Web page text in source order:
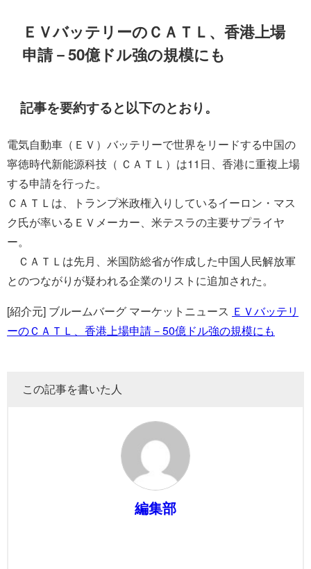
ＥＶバッテリーのＣＡＴＬ、香港上場
申請－50億ドル強の規模にも
記事を要約すると以下のとおり。
電気自動車（ＥＶ）バッテリーで世界をリードする中国の
寧徳時代新能源科技（ ＣＡＴＬ）は11日、香港に重複上場
する申請を行った。
ＣＡＴＬは、トランプ米政権入りしているイーロン・マス
ク氏が率いるＥＶメーカー、米テスラの主要サプライヤ
ー。
ＣＡＴＬは先月、米国防総省が作成した中国人民解放軍
とのつながりが疑われる企業のリストに追加された。
[紹介元] ブルームバーグ マーケットニュース ＥＶバッテリ
ーのＣＡＴＬ、香港上場申請－50億ドル強の規模にも
この記事を書いた人
編集部